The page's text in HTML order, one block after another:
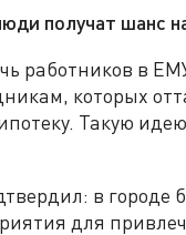
получат шанс
работников в
которых
Такую
в
для